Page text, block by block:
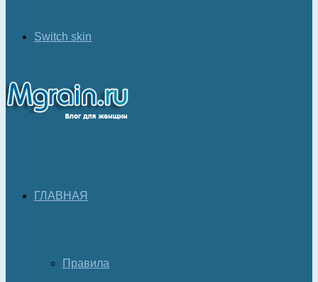
Switch skin
ГЛАВНАЯ
Правила